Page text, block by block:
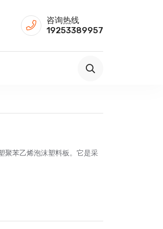
咨询热线
19253389957
聚苯乙烯泡沫塑料板。它是采